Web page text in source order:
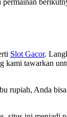
Slot Gacor.
kami tawarkan
rupiah, Anda